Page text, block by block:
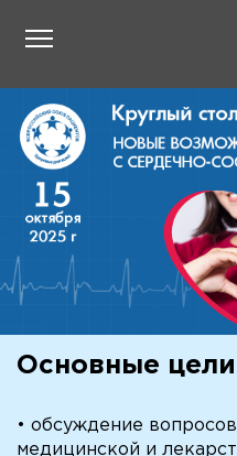
Основные цели
• обсуждение
медицинской и